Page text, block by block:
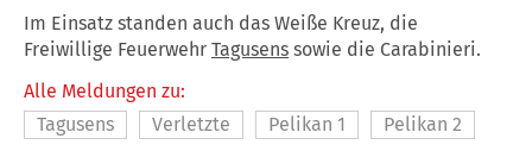
Im Einsatz standen auch das Weiße Kreuz, die
Freiwillige Feuerwehr Tagusens sowie die Carabinieri.
Alle Meldungen zu:
Tagusens
Verletzte Pelikan 1
Pelikan 2